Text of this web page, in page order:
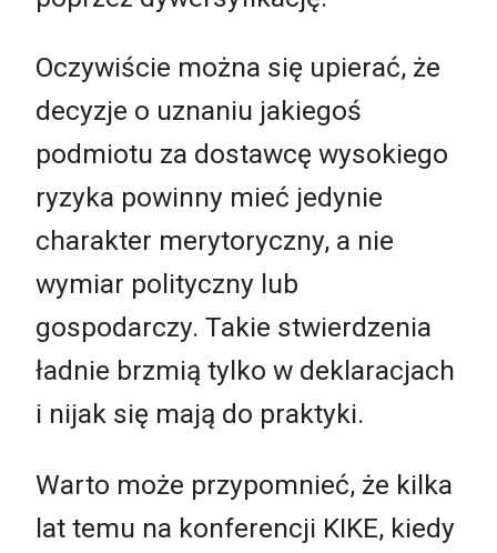
Oczywiście można się upierać, że
decyzje o uznaniu jakiegoś
podmiotu za dostawcę wysokiego
ryzyka powinny mieć jedynie
charakter merytoryczny, a nie
wymiar polityczny lub
gospodarczy. Takie stwierdzenia
ładnie brzmią tylko w deklaracjach
i nijak się mają do praktyki.
Warto może przypomnieć, że kilka
lat temu na konferencji KIKE, kiedy